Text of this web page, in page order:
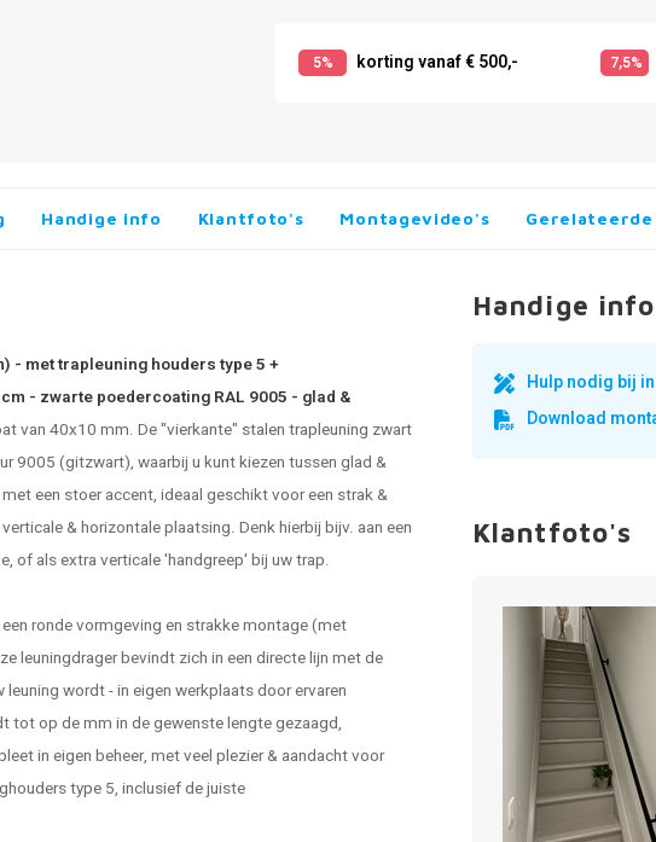
5% korting vanaf € 500,- 7,5%
Handige info Klantfoto's Montagevideo's
- met trapleuning houders type 5 +
- zwarte poedercoating RAL 9005 - glad &
van 40x10 mm. De "vierkante" stalen trapleuning zwart
9005 (gitzwart), waarbij u kunt kiezen tussen glad &
een stoer accent, ideaal geschikt voor een strak &
& horizontale plaatsing. Denk hierbij bijv. aan een
of als extra verticale 'handgreep' bij uw trap.
ronde vormgeving en strakke montage (met
leuningdrager bevindt zich in een directe lijn met de
wordt - in eigen werkplaats door ervaren
tot op de mm in de gewenste lengte gezaagd,
in eigen beheer, met veel plezier & aandacht voor
type 5, inclusief de juiste
Handige info
Hulp nodig bij
Download
Klantfoto's